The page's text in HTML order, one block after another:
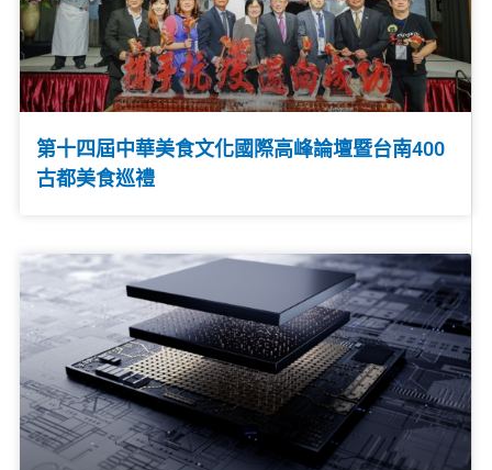
第十四屆中華美食文化國際高峰論壇暨台南400
古都美食巡禮